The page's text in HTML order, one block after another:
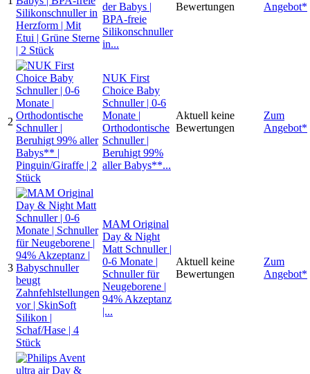
der Babys |
BPA-freie
Silikonschnuller
in...
Bewertungen Angebot*
2
NUK First
Choice Baby
Schnuller | 0-6
Monate |
Orthodontische
Schnuller |
Beruhigt 99%
aller Babys**...
Aktuell keine
Bewertungen
Zum
Angebot*
3
MAM Original
Day & Night
Matt Schnuller |
0-6 Monate |
Schnuller für
Neugeborene |
94% Akzeptanz
|...
Aktuell keine
Bewertungen
Zum
Angebot*